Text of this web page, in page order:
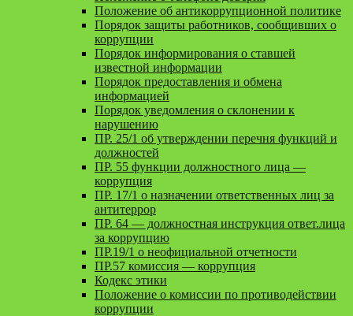
Положение об антикоррупционной политике
Порядок защиты работников, сообщивших о
коррупции
Порядок информирования о ставшей
известной информации
Порядок предоставления и обмена
информацией
Порядок уведомления о склонении к
нарушению
ПР. 25/1 об утверждении перечня функций и
должностей
ПР. 55 функции должностного лица —
коррупция
ПР. 17/1 о назначении ответственных лиц за
антитеррор
ПР. 64 — должностная инструкция ответ.лица
за коррупцию
ПР.19/1 о неофициальной отчетности
ПР.57 комиссия — коррупция
Кодекс этики
Положение о комиссии по противодействии
коррупции